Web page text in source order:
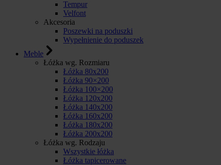
Tempur
Velfont
Akcesoria
Poszewki na poduszki
Wypełnienie do poduszek
Meble
Łóżka wg. Rozmiaru
Łóżka 80x200
Łóżka 90×200
Łóżka 100×200
Łóżka 120x200
Łóżka 140x200
Łóżka 160x200
Łóżka 180x200
Łóżka 200x200
Łóżka wg. Rodzaju
Wszystkie łóżka
Łóżka tapicerowane